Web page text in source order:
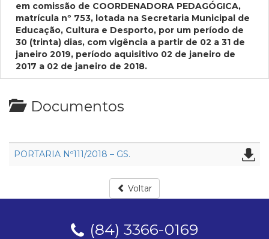
em comissão de COORDENADORA PEDAGÓGICA,
matrícula nº 753, lotada na Secretaria Municipal de
Educação, Cultura e Desporto, por um período de
30 (trinta) dias, com vigência a partir de 02 a 31 de
janeiro 2019, período aquisitivo 02 de janeiro de
2017 a 02 de janeiro de 2018.
Documentos
PORTARIA Nº111/2018 – GS.
Voltar
(84) 3366-0169